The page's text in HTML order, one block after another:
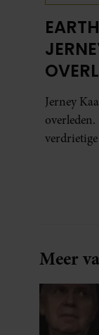
Jerney
Meer